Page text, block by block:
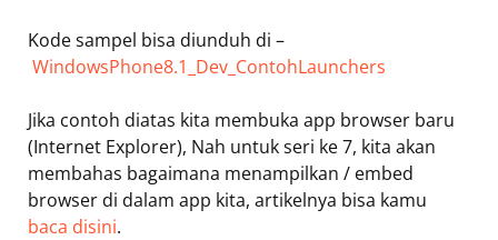
Kode sampel bisa diunduh di –
WindowsPhone8.1_Dev_ContohLaunchers
Jika contoh diatas kita membuka app browser baru
(Internet Explorer), Nah untuk seri ke 7, kita akan
membahas bagaimana menampilkan / embed
browser di dalam app kita, artikelnya bisa kamu
baca disini.